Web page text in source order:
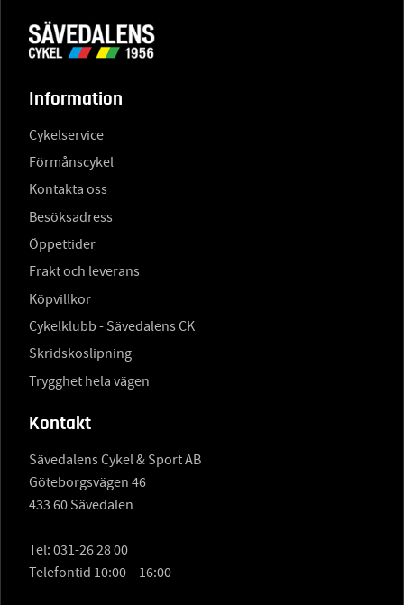
Information
Cykelservice
Förmånscykel
Kontakta oss
Besöksadress
Öppettider
Frakt och leverans
Köpvillkor
Cykelklubb - Sävedalens CK
Skridskoslipning
Trygghet hela vägen
Kontakt
Sävedalens Cykel & Sport AB
Göteborgsvägen 46
433 60 Sävedalen
Tel: 031-26 28 00
Telefontid 10:00 – 16:00